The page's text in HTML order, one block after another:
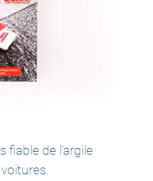
fiable de l'argile